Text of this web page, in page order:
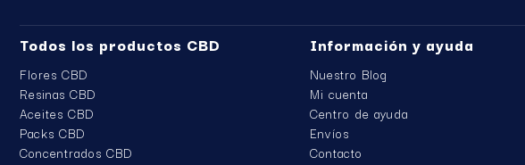
Todos los productos CBD
Flores CBD
Resinas CBD
Aceites CBD
Packs CBD
Concentrados CBD
Información y ayuda
Nuestro Blog
Mi cuenta
Centro de ayuda
Envíos
Contacto